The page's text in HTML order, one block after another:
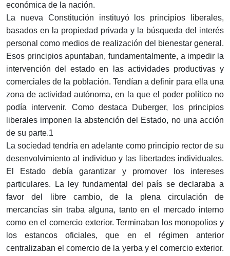
económica de la nación.
La nueva Constitución instituyó los principios liberales,
basados en la propiedad privada y la búsqueda del interés
personal como medios de realización del bienestar general.
Esos principios apuntaban, fundamentalmente, a impedir la
intervención del estado en las actividades productivas y
comerciales de la población. Tendían a definir para ella una
zona de actividad autónoma, en la que el poder político no
podía intervenir. Como destaca Duberger, los principios
liberales imponen la abstención del Estado, no una acción
de su parte.1
La sociedad tendría en adelante como principio rector de su
desenvolvimiento al individuo y las libertades individuales.
El Estado debía garantizar y promover los intereses
particulares. La ley fundamental del país se declaraba a
favor del libre cambio, de la plena circulación de
mercancías sin traba alguna, tanto en el mercado interno
como en el comercio exterior. Terminaban los monopolios y
los estancos oficiales, que en el régimen anterior
centralizaban el comercio de la yerba y el comercio exterior.